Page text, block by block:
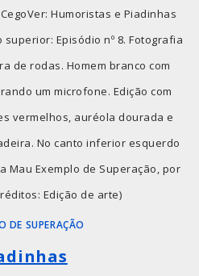
Humoristas e Piadinhas
Episódio nº 8. Fotografia
de rodas. Homem branco com
um microfone. Edição com
vermelhos, auréola dourada e
No canto inferior esquerdo
Mau Exemplo de Superação, por
Edição de arte)
DE SUPERAÇÃO